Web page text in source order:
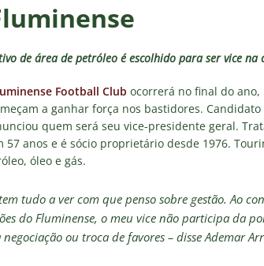
revelam toxicidade política e acendem sinal vermelho para
pelo Brasileirão Feminino
NOTÍCIAS
de 2026 ]
Fluminense fecha sede social às pressas
das Torcidas Organizadas e cooptação pela
de área de petróleo é escolhido para ser vice
Football Club ocorrerá no final do ano,
a ganhar força nos bastidores.
quem será seu vice-presidente geral.
57 anos e é sócio proprietário desde 1976.
óleo e gás.
tudo a ver com que penso sobre gestão. Ao
do Fluminense, o meu vice não participa da
ou troca de favores – disse Ademar